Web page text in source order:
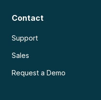
Contact
Support
Sales
Request a Demo